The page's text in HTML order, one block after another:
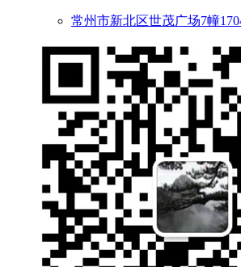
常州市新北区世茂广场7幢